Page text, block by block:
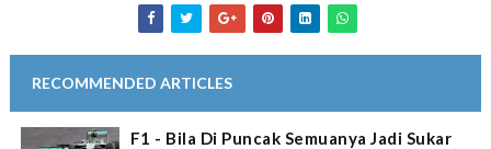
RECOMMENDED ARTICLES
F1 - Bila Di Puncak Semuanya Jadi Sukar